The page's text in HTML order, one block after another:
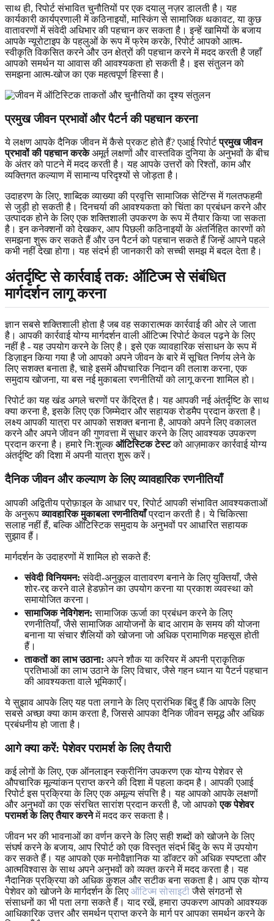
साथ ही, रिपोर्ट संभावित चुनौतियों पर एक दयालु नज़र डालती है। यह
कार्यकारी कार्यप्रणाली में कठिनाइयों, मास्किंग से सामाजिक थकावट, या कुछ
वातावरणों में संवेदी अधिभार की पहचान कर सकता है। इन्हें खामियों के बजाय
आपके न्यूरोटाइप के पहलुओं के रूप में फ्रेम करके, रिपोर्ट आपको आत्म-
स्वीकृति विकसित करने और उन क्षेत्रों की पहचान करने में मदद करती है जहाँ
आपको समर्थन या आवास की आवश्यकता हो सकती है। इस संतुलन को
समझना आत्म-खोज का एक महत्वपूर्ण हिस्सा है।
प्रमुख जीवन प्रभावों और पैटर्न की पहचान करना
ये लक्षण आपके दैनिक जीवन में कैसे प्रकट होते हैं? एआई रिपोर्टप्रमुख जीवन
प्रभावों की पहचान करकेअमूर्त लक्षणों और वास्तविक दुनिया के अनुभवों के बीच
के अंतर को पाटने में मदद करती है। यह आपके उत्तरों को रिश्तों, काम और
व्यक्तिगत कल्याण में सामान्य परिदृश्यों से जोड़ता है।
उदाहरण के लिए, शाब्दिक व्याख्या की प्रवृत्ति सामाजिक सेटिंग्स में गलतफहमी
से जुड़ी हो सकती है। दिनचर्या की आवश्यकता को चिंता का प्रबंधन करने और
उत्पादक होने के लिए एक शक्तिशाली उपकरण के रूप में तैयार किया जा सकता
है। इन कनेक्शनों को देखकर, आप पिछली कठिनाइयों के अंतर्निहित कारणों को
समझना शुरू कर सकते हैं और उन पैटर्न को पहचान सकते हैं जिन्हें आपने पहले
कभी नहीं देखा होगा। यह संदर्भ ही जानकारी को सच्ची समझ में बदल देता है।
अंतर्दृष्टि से कार्रवाई तक: ऑटिज्म से संबंधित
मार्गदर्शन लागू करना
ज्ञान सबसे शक्तिशाली होता है जब वह सकारात्मक कार्रवाई की ओर ले जाता
है। आपकी कार्रवाई योग्य मार्गदर्शन वाली ऑटिज्म रिपोर्ट केवल पढ़ने के लिए
नहीं है - यह उपयोग करने के लिए है। इसे एक व्यावहारिक संसाधन के रूप में
डिज़ाइन किया गया है जो आपको अपने जीवन के बारे में सूचित निर्णय लेने के
लिए सशक्त बनाता है, चाहे इसमें औपचारिक निदान की तलाश करना, एक
समुदाय खोजना, या बस नई मुकाबला रणनीतियों को लागू करना शामिल हो।
रिपोर्ट का यह खंड अगले चरणों पर केंद्रित है। यह आपकी नई अंतर्दृष्टि के साथ
क्या करना है, इसके लिए एक जिम्मेदार और सहायक रोडमैप प्रदान करता है।
लक्ष्य आपकी यात्रा पर आपको सशक्त बनाना है, आपको अपने लिए वकालत
करने और अपने जीवन की गुणवत्ता में सुधार करने के लिए आवश्यक उपकरण
प्रदान करना है। हमारे निःशुल्कऑटिस्टिक टेस्टको आज़माकर कार्रवाई योग्य
अंतर्दृष्टि की दिशा में अपनी यात्रा शुरू करें।
दैनिक जीवन और कल्याण के लिए व्यावहारिक रणनीतियाँ
आपकी अद्वितीय प्रोफ़ाइल के आधार पर, रिपोर्ट आपकी संभावित आवश्यकताओं
के अनुरूपव्यावहारिक मुकाबला रणनीतियाँप्रदान करती है। ये चिकित्सा
सलाह नहीं हैं, बल्कि ऑटिस्टिक समुदाय के अनुभवों पर आधारित सहायक
सुझाव हैं।
मार्गदर्शन के उदाहरणों में शामिल हो सकते हैं:
संवेदी विनियमन: संवेदी-अनुकूल वातावरण बनाने के लिए युक्तियाँ, जैसे
शोर-रद्द करने वाले हेडफ़ोन का उपयोग करना या प्रकाश व्यवस्था को
समायोजित करना।
सामाजिक नेविगेशन: सामाजिक ऊर्जा का प्रबंधन करने के लिए
रणनीतियाँ, जैसे सामाजिक आयोजनों के बाद आराम के समय की योजना
बनाना या संचार शैलियों को खोजना जो अधिक प्रामाणिक महसूस होती
हैं।
ताकतों का लाभ उठाना: अपने शौक या करियर में अपनी प्राकृतिक
प्रतिभाओं का लाभ उठाने के लिए विचार, जैसे गहन ध्यान या पैटर्न पहचान
की आवश्यकता वाले भूमिकाएँ।
ये सुझाव आपके लिए यह पता लगाने के लिए प्रारंभिक बिंदु हैं कि आपके लिए
सबसे अच्छा क्या काम करता है, जिससे आपका दैनिक जीवन समृद्ध और अधिक
प्रबंधनीय हो जाता है।
आगे क्या करें: पेशेवर परामर्श के लिए तैयारी
कई लोगों के लिए, एक ऑनलाइन स्क्रीनिंग उपकरण एक योग्य पेशेवर से
औपचारिक मूल्यांकन प्राप्त करने की दिशा में पहला कदम है। आपकी एआई
रिपोर्ट इस प्रक्रिया के लिए एक अमूल्य संपत्ति है। यह आपको आपके लक्षणों
और अनुभवों का एक संरचित सारांश प्रदान करती है, जो आपकोएक पेशेवर
परामर्श के लिए तैयार करनेमें मदद कर सकता है।
जीवन भर की भावनाओं का वर्णन करने के लिए सही शब्दों को खोजने के लिए
संघर्ष करने के बजाय, आप रिपोर्ट को एक विस्तृत संदर्भ बिंदु के रूप में उपयोग
कर सकते हैं। यह आपको एक मनोवैज्ञानिक या डॉक्टर को अधिक स्पष्टता और
आत्मविश्वास के साथ अपने अनुभवों को व्यक्त करने में मदद करता है। यह
नैदानिक ​​प्रक्रिया को अधिक कुशल और सटीक बना सकता है। आप एक योग्य
पेशेवर को खोजने के मार्गदर्शन के लिए ऑटिज्म सोसाइटीजैसे संगठनों से
संसाधनों का भी पता लगा सकते हैं। याद रखें, हमारा उपकरण आपको आवश्यक
आधिकारिक उत्तर और समर्थन प्राप्त करने के मार्ग पर आपका समर्थन करने के